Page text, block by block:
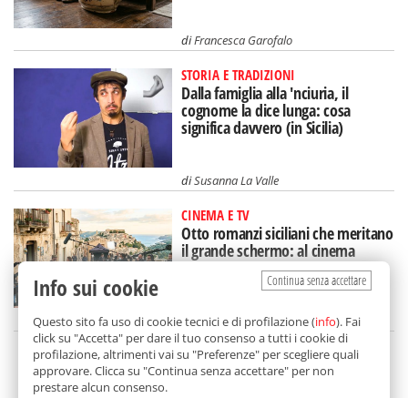
diFrancesca Garofalo
STORIA E TRADIZIONI
Dalla famiglia alla 'nciuria, il
cognome la dice lunga: cosa
significa davvero (in Sicilia)
diSusanna La Valle
CINEMA E TV
Otto romanzi siciliani che meritano
il grande schermo: al cinema
un'Isola diversa
diTancredi Bua
SCELTO DA BALARM
Continua senza accettare
Info sui cookie
Questo sito fa uso di cookie tecnici e di profilazione (info). Fai
click su "Accetta" per dare il tuo consenso a tutti i cookie di
profilazione, altrimenti vai su "Preferenze" per scegliere quali
approvare. Clicca su "Continua senza accettare" per non
prestare alcun consenso.